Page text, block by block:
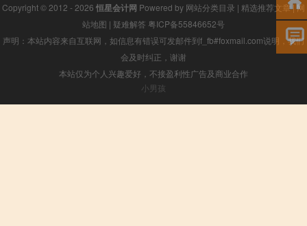
Copyright © 2012 - 2026 恒星会计网 Powered by 网站分类目录 | 精选推荐文章|网
站地图 | 疑难解答 粤ICP备55846652号
声明：本站内容来自互联网，如信息有错误可发邮件到f_fb#foxmail.com说明，我们
会及时纠正，谢谢
本站仅为个人兴趣爱好，不接盈利性广告及商业合作
小男孩